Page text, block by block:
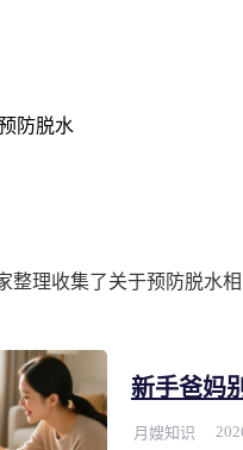
防脱水
整理收集了关于预防脱水
新手爸妈
月嫂知识